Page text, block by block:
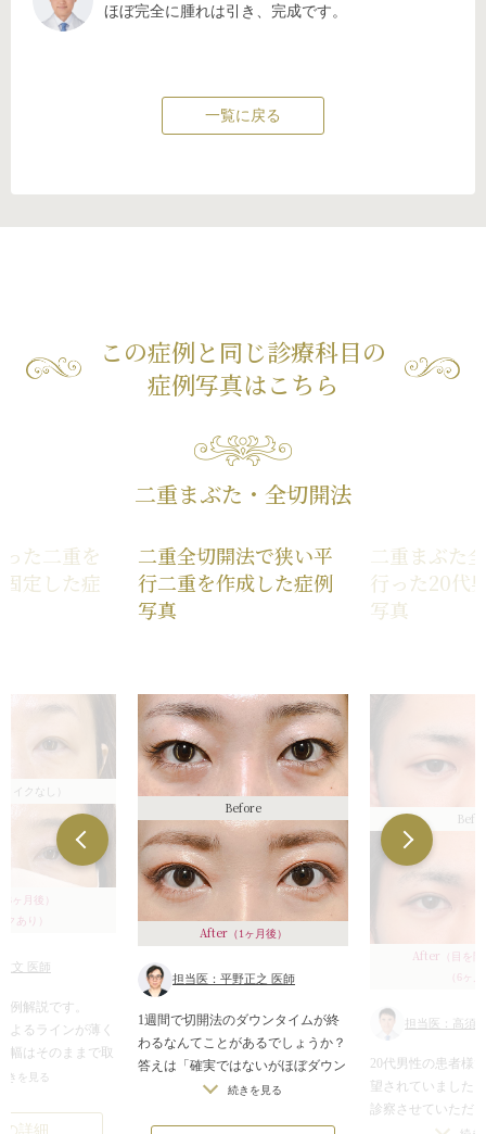
ほぼ完全に腫れは引き、完成です。
一覧に戻る
この症例と同じ診療科目の
症例写真はこちら
二重まぶた・全切開法
た二重を
定した症
イクなし）
3ヶ月後）
クあり）
文 医師
例解説です。
よるラインが薄く
幅はそのままで取
開で固定してほし
により、二重のラ
きを見る
詳細
二重全切開法で狭い平
行二重を作成した症例
写真
Before
After（1ヶ月後）
担当医：平野正之 医師
1週間で切開法のダウンタイムが終
わるなんてことがあるでしょうか？
答えは「確実ではないがほぼダウン
タイムを感じないこともありま
続きを見る
二重まぶた
行った20代
写真
After （目を
（6ヶ
担当医：高須
20代男性の患者様
望されていました。
診察させていただ